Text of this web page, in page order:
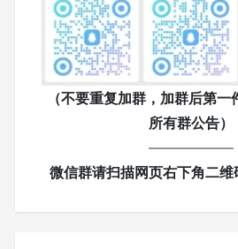
（不要重复加群，加群后第
所有群公告）
——————
微信群请扫描网页右下角二维